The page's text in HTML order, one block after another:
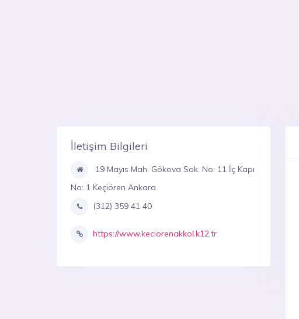
İletişim Bilgileri
19 Mayıs Mah. Gökova Sok. No: 11 İç Kapı
No: 1 Keçiören Ankara
(312) 359 41 40
https://www.keciorenakkol.k12.tr